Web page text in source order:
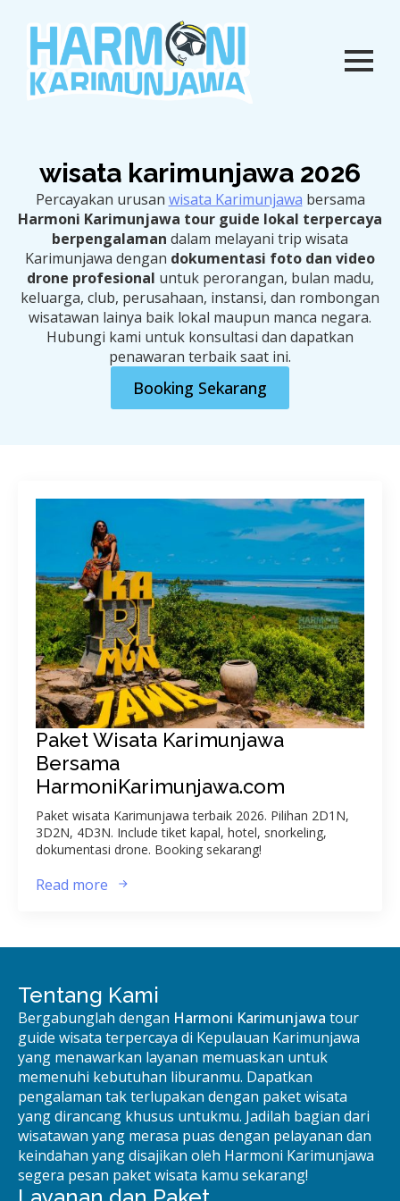
wisata karimunjawa 2026
Percayakan urusan wisata Karimunjawa bersama
Harmoni Karimunjawa tour guide lokal terpercaya
berpengalaman dalam melayani trip wisata
Karimunjawa dengan dokumentasi foto dan video
drone profesional untuk perorangan, bulan madu,
keluarga, club, perusahaan, instansi, dan rombongan
wisatawan lainya baik lokal maupun manca negara.
Hubungi kami untuk konsultasi dan dapatkan
penawaran terbaik saat ini.
Booking Sekarang
Paket Wisata Karimunjawa
Bersama
HarmoniKarimunjawa.com
Paket wisata Karimunjawa terbaik 2026. Pilihan 2D1N,
3D2N, 4D3N. Include tiket kapal, hotel, snorkeling,
dokumentasi drone. Booking sekarang!
Read more
Tentang Kami
Bergabunglah dengan Harmoni Karimunjawa tour
guide wisata terpercaya di Kepulauan Karimunjawa
yang menawarkan layanan memuaskan untuk
memenuhi kebutuhan liburanmu. Dapatkan
pengalaman tak terlupakan dengan paket wisata
yang dirancang khusus untukmu. Jadilah bagian dari
wisatawan yang merasa puas dengan pelayanan dan
keindahan yang disajikan oleh Harmoni Karimunjawa
segera pesan paket wisata kamu sekarang!